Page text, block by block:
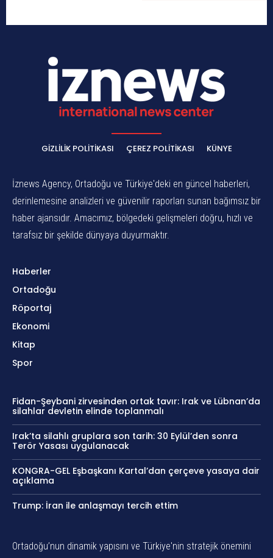
GIZLILIK POLITIKASI ÇEREZ POLITIKASI KÜNYE
İznews Agency, Ortadoğu ve Türkiye'deki en güncel haberleri,
derinlemesine analizleri ve güvenilir raporları sunan bağımsız bir
haber ajansıdır. Amacımız, bölgedeki gelişmeleri doğru, hızlı ve
tarafsız bir şekilde dünyaya duyurmaktır.
Haberler
Ortadoğu
Röportaj
Ekonomi
Kitap
Spor
Fidan-Şeybani zirvesinden ortak tavır: Irak ve Lübnan’da
silahlar devletin elinde toplanmalı
Irak’ta silahlı gruplara son tarih: 30 Eylül’den sonra
Terör Yasası uygulanacak
KONGRA-GEL Eşbaşkanı Kartal’dan çerçeve yasaya dair
açıklama
Trump: İran ile anlaşmayı tercih ettim
Ortadoğu’nun dinamik yapısını ve Türkiye'nin stratejik önemini